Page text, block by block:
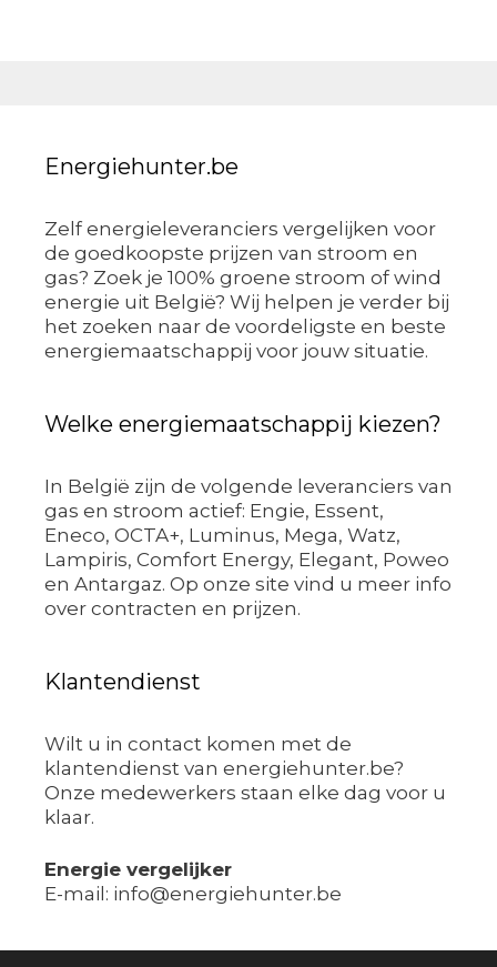
Energiehunter.be
Zelf energieleveranciers vergelijken voor
de goedkoopste prijzen van stroom en
gas? Zoek je 100% groene stroom of wind
energie uit België? Wij helpen je verder bij
het zoeken naar de voordeligste en beste
energiemaatschappij voor jouw situatie.
Welke energiemaatschappij kiezen?
In België zijn de volgende leveranciers van
gas en stroom actief: Engie, Essent,
Eneco, OCTA+, Luminus, Mega, Watz,
Lampiris, Comfort Energy, Elegant, Poweo
en Antargaz. Op onze site vind u meer info
over contracten en prijzen.
Klantendienst
Wilt u in contact komen met de
klantendienst van energiehunter.be?
Onze medewerkers staan elke dag voor u
klaar.
Energie vergelijker
E-mail: info@energiehunter.be